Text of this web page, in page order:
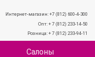
Интернет-магазин: +7 (812) 600-4-300
Опт: + 7 (812) 233-14-50
Розница: + 7 (812) 233-94-11
Салоны